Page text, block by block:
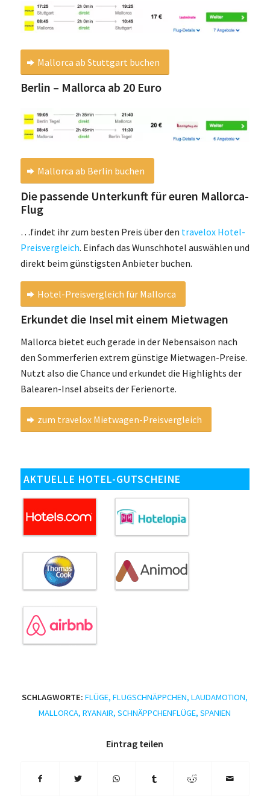
Mallorca ab Stuttgart buchen
Berlin – Mallorca ab 20 Euro
Mallorca ab Berlin buchen
Die passende Unterkunft für euren Mallorca-
Flug
…findet ihr zum besten Preis über den travelox Hotel-
Preisvergleich. Einfach das Wunschhotel auswählen und
direkt beim günstigsten Anbieter buchen.
Hotel-Preisvergleich für Mallorca
Erkundet die Insel mit einem Mietwagen
Mallorca bietet euch gerade in der Nebensaison nach
den Sommerferien extrem günstige Mietwagen-Preise.
Nutzt also die Chance und erkundet die Highlights der
Balearen-Insel abseits der Ferienorte.
zum travelox Mietwagen-Preisvergleich
AKTUELLE HOTEL-GUTSCHEINE
SCHLAGWORTE: FLÜGE,FLUGSCHNÄPPCHEN,LAUDAMOTION,
MALLORCA,RYANAIR,SCHNÄPPCHENFLÜGE,SPANIEN
Eintrag teilen